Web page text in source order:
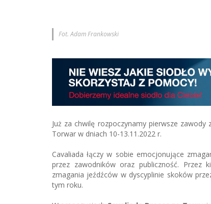
Fot. Adam Frankowski
Już za chwilę rozpoczynamy pierwsze
Torwar w dniach 10-13.11.2022 r.
Cavaliada łączy w sobie emocjonujące
przez zawodników oraz publiczność. Przez
zmagania jeźdźców w dyscyplinie skoków
tym roku.